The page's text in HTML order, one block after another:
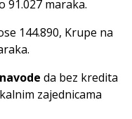
91.027 maraka.
144.890, Krupe na
da bez kredita
zajednicama